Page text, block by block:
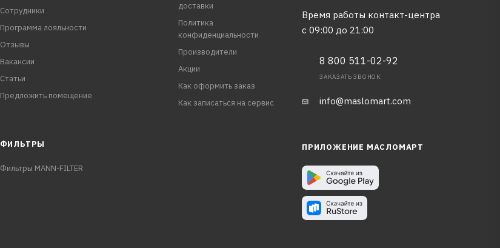
Сотрудники
Программа лояльности
Отзывы
Вакансии
Статьи
Предложить помещение
доставки
Политика
конфиденциальности
Производители
Акции
Как оформить заказ
Как записаться на сервис
Время работы контакт-центра
с 09:00 до 21:00
8 800 511-02-92
ЗАКАЗАТЬ ЗВОНОК
info@maslomart.com
ФИЛЬТРЫ
Фильтры MANN-FILTER
ПРИЛОЖЕНИЕ МАСЛОМАРТ